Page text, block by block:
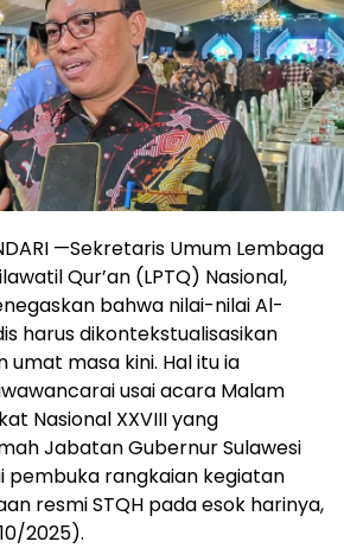
—Sekretaris Umum Lembaga
Qur’an (LPTQ) Nasional,
bahwa nilai-nilai Al-
harus dikontekstualisasikan
masa kini. Hal itu ia
usai acara Malam
Nasional XXVIII yang
Jabatan Gubernur Sulawesi
pembuka rangkaian kegiatan
resmi STQH pada esok harinya,
2025).